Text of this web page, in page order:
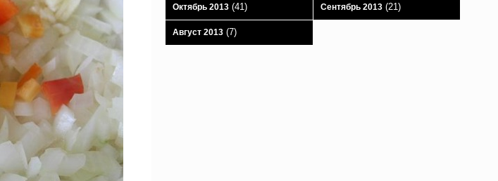
Октябрь 2013 (41) Сентябрь 2013(21)
Август 2013 (7)